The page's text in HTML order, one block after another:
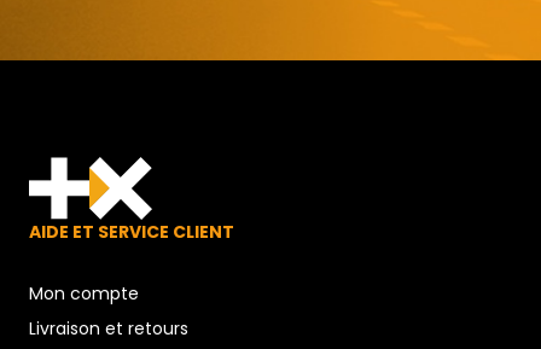
AIDE ET SERVICE CLIENT
Mon compte
Livraison et retours